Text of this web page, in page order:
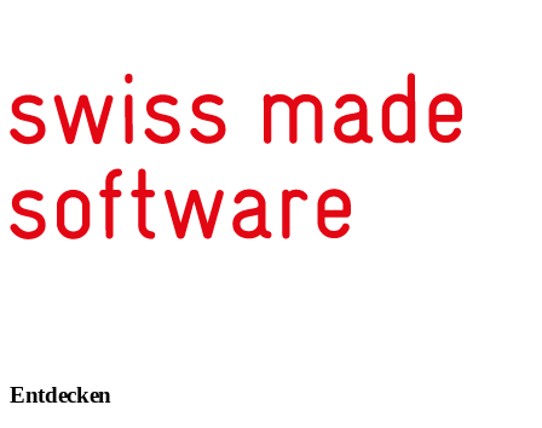
Entdecken